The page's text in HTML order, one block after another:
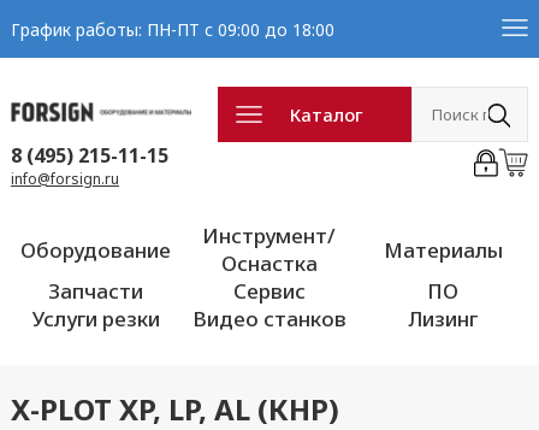
График работы: ПН-ПТ с 09:00 до 18:00
Каталог
8 (495) 215-11-15
info@forsign.ru
Оборудование
Инструмент/
Оснастка
Материалы
Запчасти
Сервис
ПО
Услуги резки
Видео станков Лизинг
X-PLOT XP, LP, AL (КНР)